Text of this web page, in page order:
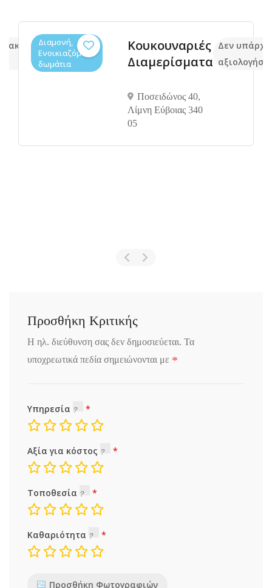
ακόμα
Διαμονή,
Ενοικιαζόμενα
δωμάτια
Κουκουναριές
Διαμερίσματα
Ποσειδώνος 40,
Λίμνη Εύβοιας 340
05
Δεν
Προσθήκη Κριτικής
Η ηλ. διεύθυνση σας δεν δημοσιεύεται. Τα
υποχρεωτικά πεδία σημειώνονται με *
Υπηρεσία
Αξία για κόστος
Τοποθεσία
Καθαριότητα
Προσθήκη Φωτογραφιών